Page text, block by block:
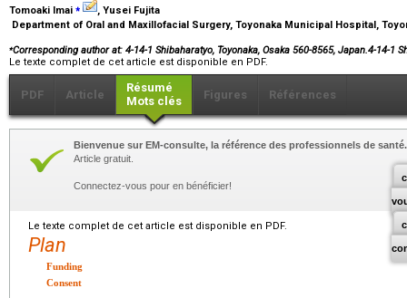
Tomoaki Imai ⁎
, Yusei Fujita
Department of Oral and Maxillofacial Surgery, Toyonaka Municipal Hospital,
⁎Corresponding author at: 4-14-1 Shibaharatyo, Toyonaka, Osaka 560-8565, Japan.4-14-1
Le texte complet de cet article est disponible en PDF.
PDF Article
Résumé
Mots clés
Figures Références
Bienvenue sur EM-consulte, la référence des professionnels de santé.
Article gratuit.
Connectez-vous pour en bénéficier!
Le texte complet de cet article est disponible en PDF.
Plan
Funding
Consent